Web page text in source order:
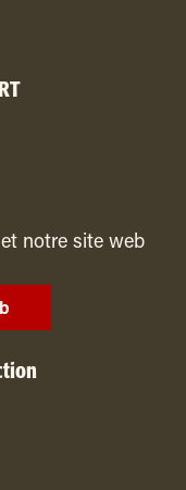
notre site web